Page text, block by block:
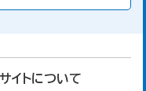
イトについて
県年齢